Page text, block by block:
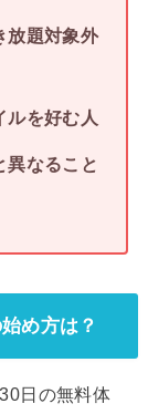
放題対象外
ルを好む人
異なること
め方は？
日の無料体